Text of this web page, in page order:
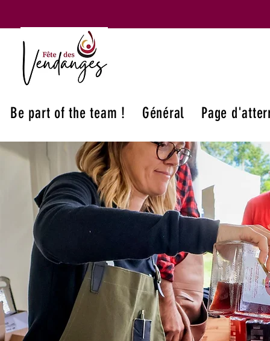
Be part of the team ! Général Page